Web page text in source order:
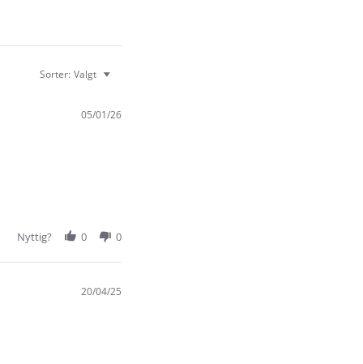
Sorter: Valgt
05/01/26
Nyttig? 0 0
20/04/25